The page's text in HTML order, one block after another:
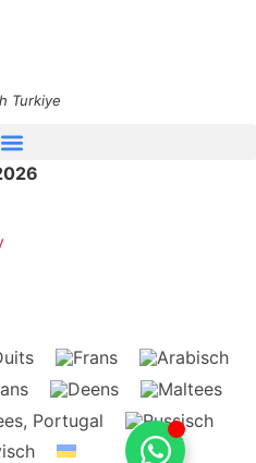
Turkiye